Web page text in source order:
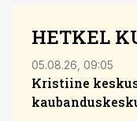
HETKEL
05.08.26, 09:05
Kristiine